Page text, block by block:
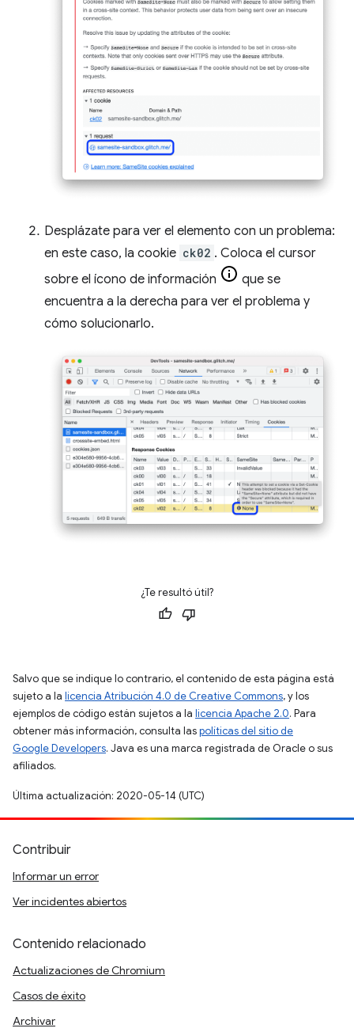
Desplázate para ver el elemento con un problema:
en este caso, la cookie ck02 . Coloca el cursor
sobre el ícono de información
que se
encuentra a la derecha para ver el problema y
cómo solucionarlo.
¿Te resultó útil?
Salvo que se indique lo contrario, el contenido de esta página está
sujeto a la licencia Atribución 4.0 de Creative Commons, y los
ejemplos de código están sujetos a la licencia Apache 2.0. Para
obtener más información, consulta laspolíticas del sitio de
Google Developers. Java es una marca registrada de Oracle o sus
afiliados.
Última actualización: 2020-05-14 (UTC)
Contribuir
Informar un error
Ver incidentes abiertos
Contenido relacionado
Actualizaciones de Chromium
Casos de éxito
Archivar